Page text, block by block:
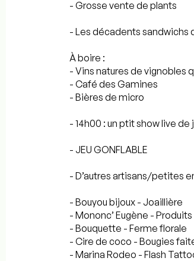
- Grosse vente de plants
- Les décadents sandwichs
À boire :
- Vins natures de vignobles
- Café des Gamines
- Bières de micro
- 14h00 : un ptit show live
- JEU GONFLABLE
- D’autres artisans/petites
- Bouyou bijoux - Joaillière
- Mononc’ Eugène -
- Bouquette - Ferme florale
- Cire de coco - Bougies
- Marina Rodeo - Flash